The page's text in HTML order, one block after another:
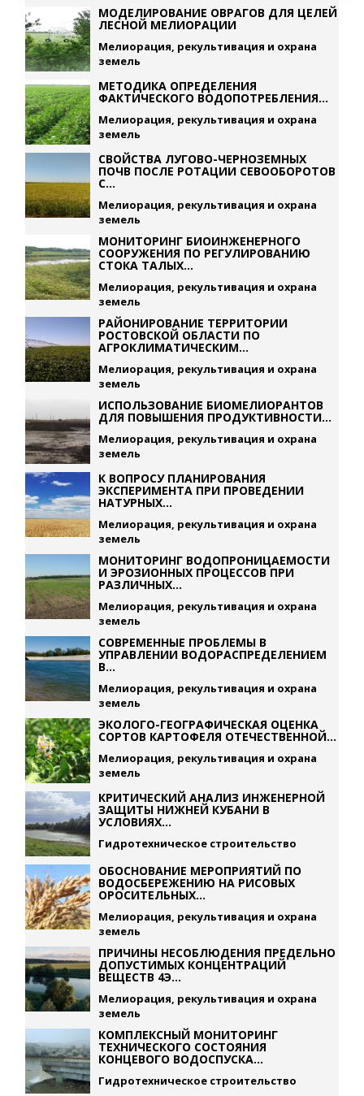
МОДЕЛИРОВАНИЕ ОВРАГОВ ДЛЯ ЦЕЛЕЙ
ЛЕСНОЙ МЕЛИОРАЦИИ
Мелиорация, рекультивация и охрана
земель
МЕТОДИКА ОПРЕДЕЛЕНИЯ
ФАКТИЧЕСКОГО ВОДОПОТРЕБЛЕНИЯ...
Мелиорация, рекультивация и охрана
земель
СВОЙСТВА ЛУГОВО-ЧЕРНОЗЕМНЫХ
ПОЧВ ПОСЛЕ РОТАЦИИ СЕВООБОРОТОВ
С...
Мелиорация, рекультивация и охрана
земель
МОНИТОРИНГ БИОИНЖЕНЕРНОГО
СООРУЖЕНИЯ ПО РЕГУЛИРОВАНИЮ
СТОКА ТАЛЫХ...
Мелиорация, рекультивация и охрана
земель
РАЙОНИРОВАНИЕ ТЕРРИТОРИИ
РОСТОВСКОЙ ОБЛАСТИ ПО
АГРОКЛИМАТИЧЕСКИМ...
Мелиорация, рекультивация и охрана
земель
ИСПОЛЬЗОВАНИЕ БИОМЕЛИОРАНТОВ
ДЛЯ ПОВЫШЕНИЯ ПРОДУКТИВНОСТИ...
Мелиорация, рекультивация и охрана
земель
К ВОПРОСУ ПЛАНИРОВАНИЯ
ЭКСПЕРИМЕНТА ПРИ ПРОВЕДЕНИИ
НАТУРНЫХ...
Мелиорация, рекультивация и охрана
земель
МОНИТОРИНГ ВОДОПРОНИЦАЕМОСТИ
И ЭРОЗИОННЫХ ПРОЦЕССОВ ПРИ
РАЗЛИЧНЫХ...
Мелиорация, рекультивация и охрана
земель
СОВРЕМЕННЫЕ ПРОБЛЕМЫ В
УПРАВЛЕНИИ ВОДОРАСПРЕДЕЛЕНИЕМ
В...
Мелиорация, рекультивация и охрана
земель
ЭКОЛОГО-ГЕОГРАФИЧЕСКАЯ ОЦЕНКА
СОРТОВ КАРТОФЕЛЯ ОТЕЧЕСТВЕННОЙ...
Мелиорация, рекультивация и охрана
земель
КРИТИЧЕСКИЙ АНАЛИЗ ИНЖЕНЕРНОЙ
ЗАЩИТЫ НИЖНЕЙ КУБАНИ В
УСЛОВИЯХ...
Гидротехническое строительство
ОБОСНОВАНИЕ МЕРОПРИЯТИЙ ПО
ВОДОСБЕРЕЖЕНИЮ НА РИСОВЫХ
ОРОСИТЕЛЬНЫХ...
Мелиорация, рекультивация и охрана
земель
ПРИЧИНЫ НЕСОБЛЮДЕНИЯ ПРЕДЕЛЬНО
ДОПУСТИМЫХ КОНЦЕНТРАЦИЙ
ВЕЩЕСТВ 4Э...
Мелиорация, рекультивация и охрана
земель
КОМПЛЕКСНЫЙ МОНИТОРИНГ
ТЕХНИЧЕСКОГО СОСТОЯНИЯ
КОНЦЕВОГО ВОДОСПУСКА...
Гидротехническое строительство